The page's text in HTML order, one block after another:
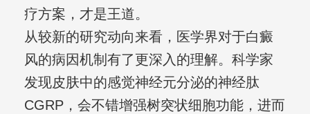
疗方案，才是王道。
从较新的研究动向来看，医学界对于白癜
风的病因机制有了更深入的理解。科学家
发现皮肤中的感觉神经元分泌的神经肽
CGRP，会不错增强树突状细胞功能，进而